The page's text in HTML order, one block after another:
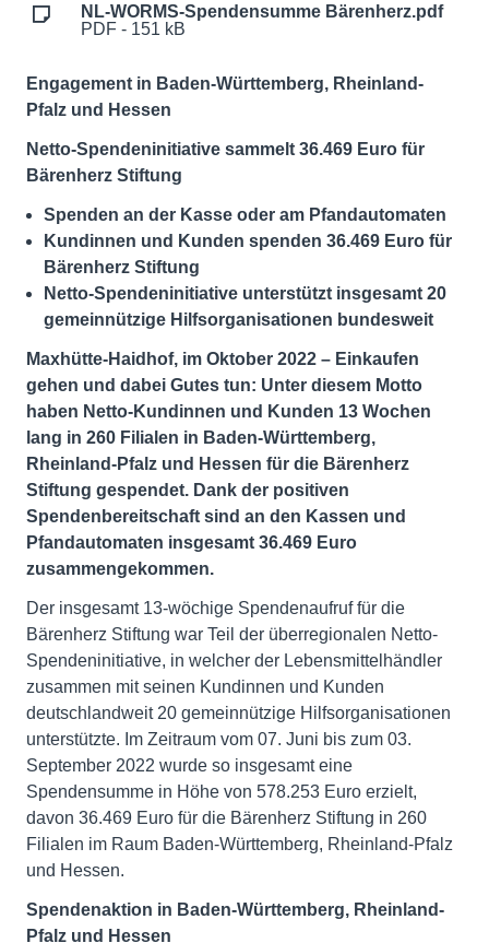
NL-WORMS-Spendensumme Bärenherz.pdf
PDF - 151 kB
Engagement in Baden-Württemberg, Rheinland-
Pfalz und Hessen
Netto-Spendeninitiative sammelt 36.469 Euro für
Bärenherz Stiftung
Spenden an der Kasse oder am Pfandautomaten
Kundinnen und Kunden spenden 36.469 Euro für
Bärenherz Stiftung
Netto-Spendeninitiative unterstützt insgesamt 20
gemeinnützige Hilfsorganisationen bundesweit
Maxhütte-Haidhof, im Oktober 2022 – Einkaufen
gehen und dabei Gutes tun: Unter diesem Motto
haben Netto-Kundinnen und Kunden 13 Wochen
lang in 260 Filialen in Baden-Württemberg,
Rheinland-Pfalz und Hessen für die Bärenherz
Stiftung gespendet. Dank der positiven
Spendenbereitschaft sind an den Kassen und
Pfandautomaten insgesamt 36.469 Euro
zusammengekommen.
Der insgesamt 13-wöchige Spendenaufruf für die
Bärenherz Stiftung war Teil der überregionalen Netto-
Spendeninitiative, in welcher der Lebensmittelhändler
zusammen mit seinen Kundinnen und Kunden
deutschlandweit 20 gemeinnützige Hilfsorganisationen
unterstützte. Im Zeitraum vom 07. Juni bis zum 03.
September 2022 wurde so insgesamt eine
Spendensumme in Höhe von 578.253 Euro erzielt,
davon 36.469 Euro für die Bärenherz Stiftung in 260
Filialen im Raum Baden-Württemberg, Rheinland-Pfalz
und Hessen.
Spendenaktion in Baden-Württemberg, Rheinland-
Pfalz und Hessen